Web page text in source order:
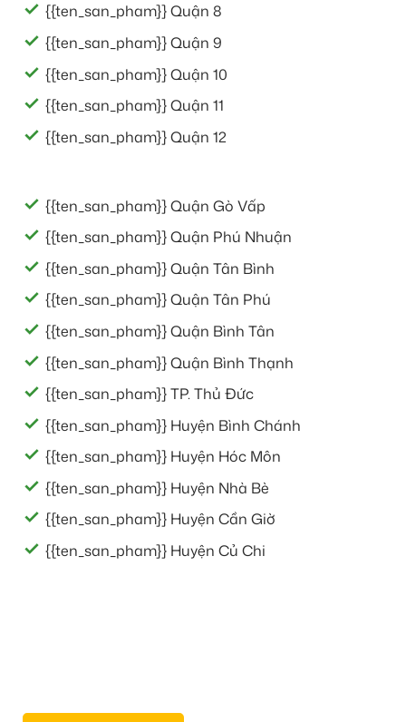
{{ten_san_pham}} Quận 8
{{ten_san_pham}} Quận 9
{{ten_san_pham}} Quận 10
{{ten_san_pham}} Quận 11
{{ten_san_pham}} Quận 12
{{ten_san_pham}} Quận Gò Vấp
{{ten_san_pham}} Quận Phú Nhuận
{{ten_san_pham}} Quận Tân Bình
{{ten_san_pham}} Quận Tân Phú
{{ten_san_pham}} Quận Bình Tân
{{ten_san_pham}} Quận Bình Thạnh
{{ten_san_pham}} TP. Thủ Đức
{{ten_san_pham}} Huyện Bình Chánh
{{ten_san_pham}} Huyện Hóc Môn
{{ten_san_pham}} Huyện Nhà Bè
{{ten_san_pham}} Huyện Cần Giờ
{{ten_san_pham}} Huyện Củ Chi